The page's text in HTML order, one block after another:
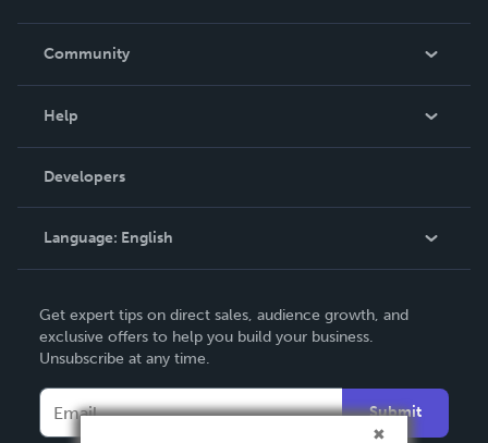
In The News
Community
Podcast
Help
Order Lookup
Knowledge Base
Contact Support
Developers
Language: English
Deutsch
Français
Español
Get expert tips on direct sales, audience growth, and
exclusive offers to help you build your business.
Unsubscribe at any time.
Submit